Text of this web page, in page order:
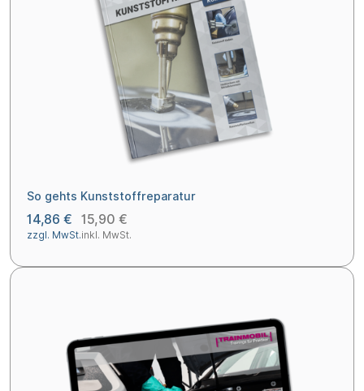
So gehts Kunststoffreparatur
14,86 €
zzgl. MwSt.
15,90 €
inkl. MwSt.